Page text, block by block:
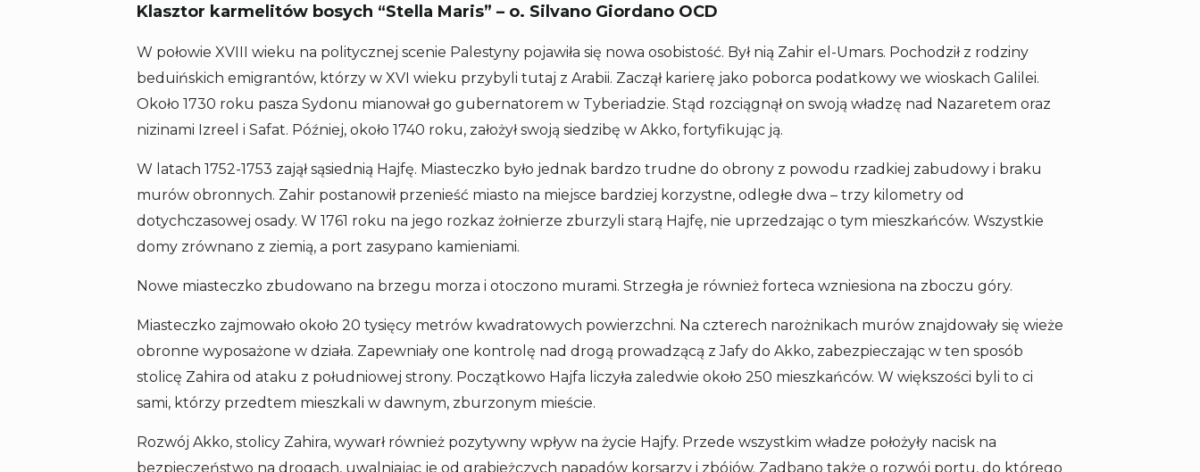
Klasztor karmelitów bosych “Stella Maris” – o. Silvano Giordano OCD
W połowie XVIII wieku na politycznej scenie Palestyny pojawiła się nowa osobistość. Był nią Zahir el-Umars. Pochodził z rodziny
beduińskich emigrantów, którzy w XVI wieku przybyli tutaj z Arabii. Zaczął karierę jako poborca podatkowy we wioskach Galilei.
Około 1730 roku pasza Sydonu mianował go gubernatorem w Tyberiadzie. Stąd rozciągnął on swoją władzę nad Nazaretem oraz
nizinami Izreel i Safat. Później, około 1740 roku, założył swoją siedzibę w Akko, fortyfikując ją.
W latach 1752-1753 zajął sąsiednią Hajfę. Miasteczko było jednak bardzo trudne do obrony z powodu rzadkiej zabudowy i braku
murów obronnych. Zahir postanowił przenieść miasto na miejsce bardziej korzystne, odległe dwa – trzy kilometry od
dotychczasowej osady. W 1761 roku na jego rozkaz żołnierze zburzyli starą Hajfę, nie uprzedzając o tym mieszkańców. Wszystkie
domy zrównano z ziemią, a port zasypano kamieniami.
Nowe miasteczko zbudowano na brzegu morza i otoczono murami. Strzegła je również forteca wzniesiona na zboczu góry.
Miasteczko zajmowało około 20 tysięcy metrów kwadratowych powierzchni. Na czterech narożnikach murów znajdowały się wieże
obronne wyposażone w działa. Zapewniały one kontrolę nad drogą prowadzącą z Jafy do Akko, zabezpieczając w ten sposób
stolicę Zahira od ataku z południowej strony. Początkowo Hajfa liczyła zaledwie około 250 mieszkańców. W większości byli to ci
sami, którzy przedtem mieszkali w dawnym, zburzonym mieście.
Rozwój Akko, stolicy Zahira, wywarł również pozytywny wpływ na życie Hajfy. Przede wszystkim władze położyły nacisk na
bezpieczeństwo na drogach, uwalniając je od grabieżczych napadów korsarzy i zbójów. Zadbano także o rozwój portu, do którego